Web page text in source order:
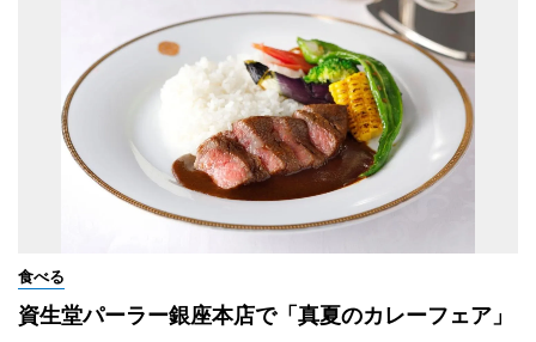
食べる
資生堂パーラー銀座本店で「真夏のカレーフェア」